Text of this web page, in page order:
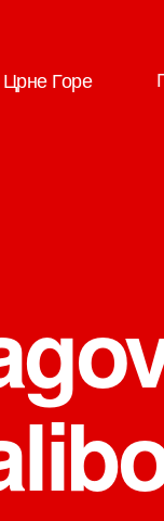
Црне Горе